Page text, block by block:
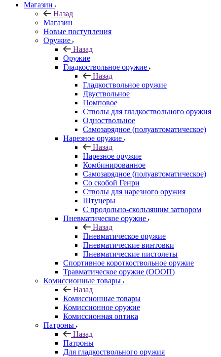
Магазин
Назад
Магазин
Новые поступления
Оружие
Назад
Оружие
Гладкоствольное оружие
Назад
Гладкоствольное оружие
Двуствольное
Помповое
Стволы для гладкоствольного оружия
Одноствольное
Самозарядное (полуавтоматическое)
Нарезное оружие
Назад
Нарезное оружие
Комбинированное
Самозарядное (полуавтоматическое)
Со скобой Генри
Стволы для нарезного оружия
Штуцеры
С продольно-скользящим затвором
Пневматическое оружие
Назад
Пневматическое оружие
Пневматические винтовки
Пневматические пистолеты
Спортивное короткоствольное оружие
Травматическое оружие (ОООП)
Комиссионные товары
Назад
Комиссионные товары
Комиссионное оружие
Комиссионная оптика
Патроны
Назад
Патроны
Для гладкоствольного оружия